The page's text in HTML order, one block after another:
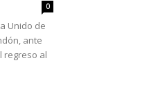
0
Unido de
ante
regreso al